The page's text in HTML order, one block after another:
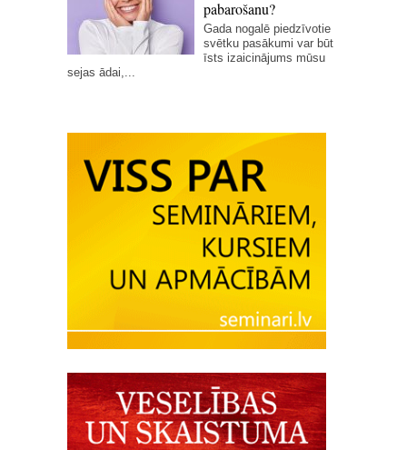
pabarošanu?
Gada nogalē piedzīvotie
svētku pasākumi var būt
īsts izaicinājums mūsu
sejas ādai,...